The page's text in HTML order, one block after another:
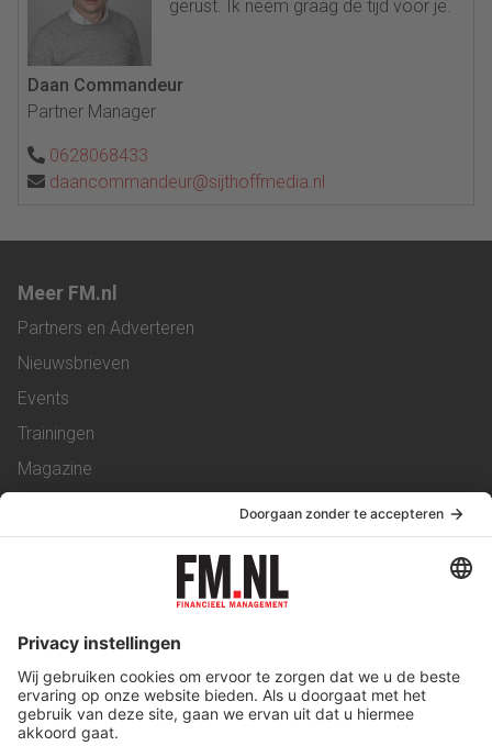
gerust. Ik neem graag de tijd voor je.
Daan Commandeur
Partner Manager
0628068433
daancommandeur@sijthoffmedia.nl
Meer FM.nl
Partners en Adverteren
Nieuwsbrieven
Events
Trainingen
Magazine
Service & Contact
Werken bij ons
Privacy Statement
Algemene Voorwaarden